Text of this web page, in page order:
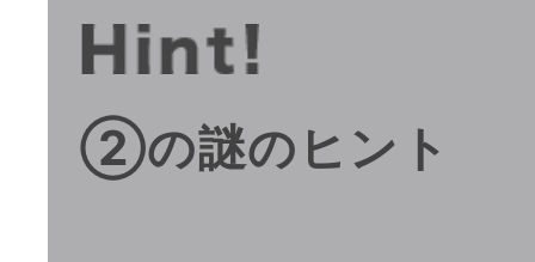
②の謎のヒント